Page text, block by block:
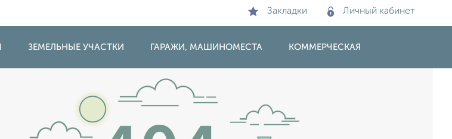
Закладки Личный кабинет
ЗЕМЕЛЬНЫЕ УЧАСТКИ ГАРАЖИ, МАШИНОМЕСТА КОММЕРЧЕСКАЯ